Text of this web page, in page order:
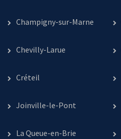
Champigny-sur-Marne
Chevilly-Larue
Créteil
Joinville-le-Pont
La Queue-en-Brie